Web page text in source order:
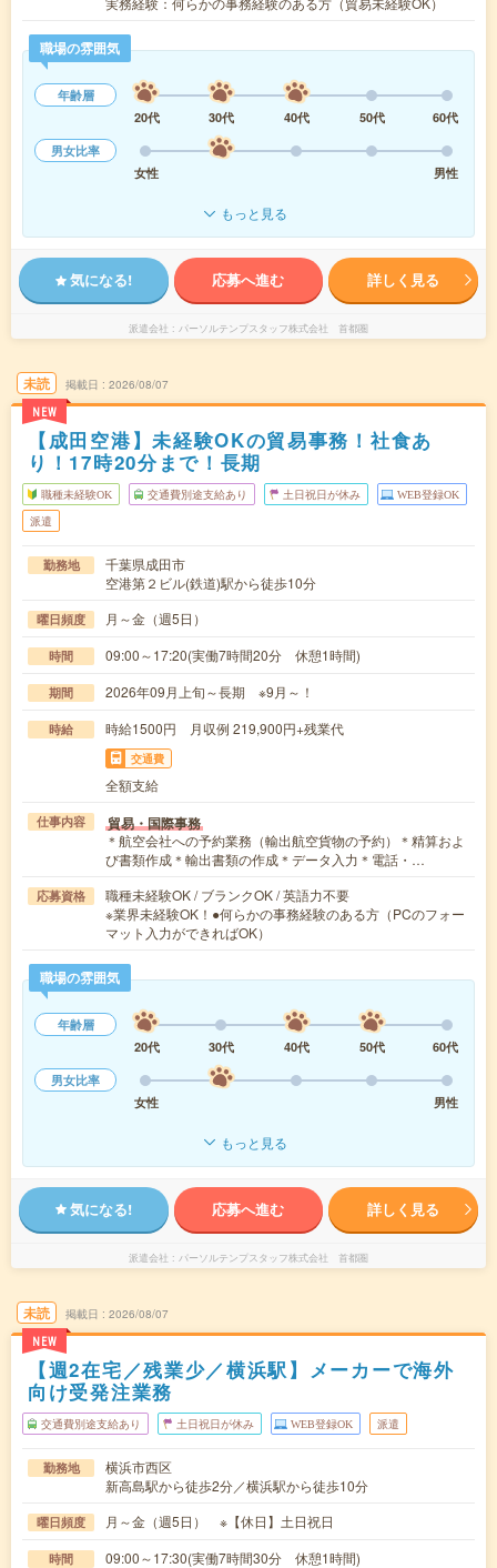
職場の雰囲気
年齢層
20代
30代 40代 50代
60代
男女比率
女性
男性
もっと見る
気になる! 応募へ進む 詳しく見る
派遣会社 パーソルテンプスタッフ株式会社 首都圏
未読
NEW
掲載日 2026/08/07
【成田空港】未経験OKの貿易事務！社食あ
り！17時20分まで！長期
職種未経験OK 交通費別途支給あり 土日祝日が休み WEB登録OK
派遣
勤務地
千葉県成田市
空港第２ビル(鉄道)駅から徒歩10分
曜日頻度 月～金（週5日）
時間 09:00～17:20(実働7時間20分 休憩1時間)
期間 2026年09月上旬～長期 ※9月～！
時給 時給1500円 月収例 219,900円+残業代
交通費
全額支給
仕事内容 貿易・国際事務
＊航空会社への予約業務（輸出航空貨物の予約）＊精算およ
び書類作成＊輸出書類の作成＊データ入力＊電話・…
応募資格
職種未経験OK / ブランクOK / 英語力不要
※業界未経験OK！●何らかの事務経験のある方（PCのフォー
マット入力ができればOK）
職場の雰囲気
年齢層
20代
30代 40代 50代
60代
男女比率
女性
男性
もっと見る
気になる! 応募へ進む 詳しく見る
派遣会社 パーソルテンプスタッフ株式会社 首都圏
未読
NEW
掲載日 2026/08/07
【週2在宅／残業少／横浜駅】メーカーで海外
向け受発注業務
交通費別途支給あり 土日祝日が休み WEB登録OK 派遣
勤務地
横浜市西区
新高島駅から徒歩2分／横浜駅から徒歩10分
曜日頻度 月～金（週5日） ※【休日】土日祝日
時間 09:00～17:30(実働7時間30分 休憩1時間)